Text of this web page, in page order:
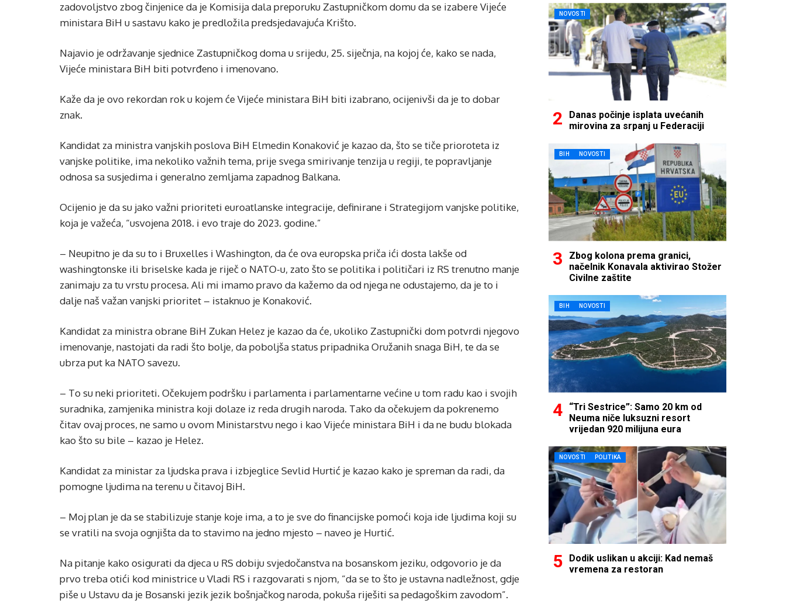
zadovoljstvo zbog činjenice da je Komisija dala preporuku Zastupničkom domu da se izabere Vijeće
ministara BiH u sastavu kako je predložila predsjedavajuća Krišto.
Najavio je održavanje sjednice Zastupničkog doma u srijedu, 25. siječnja, na kojoj će, kako se nada,
Vijeće ministara BiH biti potvrđeno i imenovano.
Kaže da je ovo rekordan rok u kojem će Vijeće ministara BiH biti izabrano, ocijenivši da je to dobar
znak.
Kandidat za ministra vanjskih poslova BiH Elmedin Konaković je kazao da, što se tiče prioroteta iz
vanjske politike, ima nekoliko važnih tema, prije svega smirivanje tenzija u regiji, te popravljanje
odnosa sa susjedima i generalno zemljama zapadnog Balkana.
Ocijenio je da su jako važni prioriteti euroatlanske integracije, definirane i Strategijom vanjske politike,
koja je važeća, “usvojena 2018. i evo traje do 2023. godine.”
– Neupitno je da su to i Bruxelles i Washington, da će ova europska priča ići dosta lakše od
washingtonske ili briselske kada je riječ o NATO-u, zato što se politika i političari iz RS trenutno manje
zanimaju za tu vrstu procesa. Ali mi imamo pravo da kažemo da od njega ne odustajemo, da je to i
dalje naš važan vanjski prioritet – istaknuo je Konaković.
Kandidat za ministra obrane BiH Zukan Helez je kazao da će, ukoliko Zastupnički dom potvrdi njegovo
imenovanje, nastojati da radi što bolje, da poboljša status pripadnika Oružanih snaga BiH, te da se
ubrza put ka NATO savezu.
– To su neki prioriteti. Očekujem podršku i parlamenta i parlamentarne većine u tom radu kao i svojih
suradnika, zamjenika ministra koji dolaze iz reda drugih naroda. Tako da očekujem da pokrenemo
čitav ovaj proces, ne samo u ovom Ministarstvu nego i kao Vijeće ministara BiH i da ne budu blokada
kao što su bile – kazao je Helez.
Kandidat za ministar za ljudska prava i izbjeglice Sevlid Hurtić je kazao kako je spreman da radi, da
pomogne ljudima na terenu u čitavoj BiH.
– Moj plan je da se stabilizuje stanje koje ima, a to je sve do financijske pomoći koja ide ljudima koji su
se vratili na svoja ognjišta da to stavimo na jedno mjesto – naveo je Hurtić.
Na pitanje kako osigurati da djeca u RS dobiju svjedočanstva na bosanskom jeziku, odgovorio je da
prvo treba otići kod ministrice u Vladi RS i razgovarati s njom, “da se to što je ustavna nadležnost, gdje
piše u Ustavu da je Bosanski jezik jezik bošnjačkog naroda, pokuša riješiti sa pedagoškim zavodom”.
NOVOSTI
Danas počinje isplata uvećanih
mirovina za srpanj u Federaciji
BIH NOVOSTI
Zbog kolona prema granici,
načelnik Konavala aktivirao Stožer
Civilne zaštite
BIH NOVOSTI
“Tri Sestrice”: Samo 20 km od
Neuma niče luksuzni resort
vrijedan 920 milijuna eura
NOVOSTI POLITIKA
Dodik uslikan u akciji: Kad nemaš
vremena za restoran